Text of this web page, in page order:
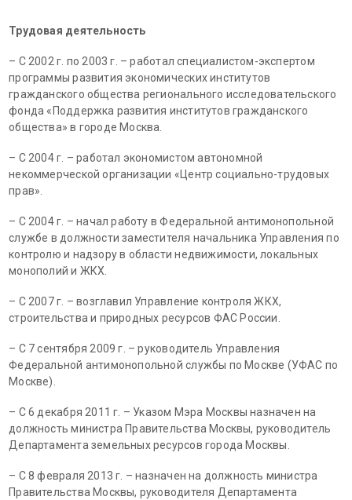
Трудовая деятельность
– С 2002 г. по 2003 г. – работал специалистом-экспертом
программы развития экономических институтов
гражданского общества регионального исследовательского
фонда «Поддержка развития институтов гражданского
общества» в городе Москва.
– С 2004 г. – работал экономистом автономной
некоммерческой организации «Центр социально-трудовых
прав».
– С 2004 г. – начал работу в Федеральной антимонопольной
службе в должности заместителя начальника Управления по
контролю и надзору в области недвижимости, локальных
монополий и ЖКХ.
– С 2007 г. – возглавил Управление контроля ЖКХ,
строительства и природных ресурсов ФАС России.
– С 7 сентября 2009 г. – руководитель Управления
Федеральной антимонопольной службы по Москве (УФАС по
Москве).
– С 6 декабря 2011 г. – Указом Мэра Москвы назначен на
должность министра Правительства Москвы, руководитель
Департамента земельных ресурсов города Москвы.
– С 8 февраля 2013 г. – назначен на должность министра
Правительства Москвы, руководителя Департамента